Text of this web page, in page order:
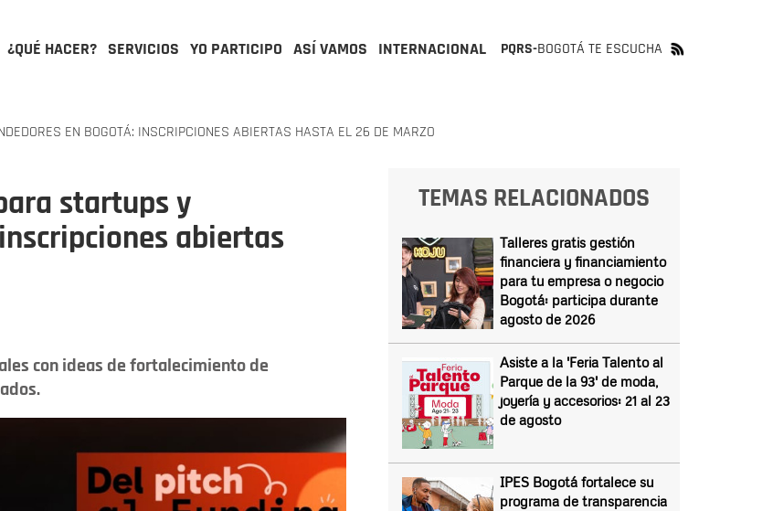
¿QUÉ HACER? SERVICIOS YO PARTICIPO ASÍ VAMOS INTERNACIONAL PQRS-BOGOTÁ TE ESCUCHA
EN BOGOTÁ: INSCRIPCIONES ABIERTAS HASTA EL 26 DE MARZO
startups y
abiertas
con ideas de fortalecimiento de
TEMAS RELACIONADOS
Talleres gratis gestión
financiera y financiamiento
para tu empresa o negocio
Bogotá: participa durante
agosto de 2026
Asiste a la 'Feria Talento al
Parque de la 93' de moda,
joyería y accesorios: 21 al 23
de agosto
IPES Bogotá fortalece su
programa de transparencia